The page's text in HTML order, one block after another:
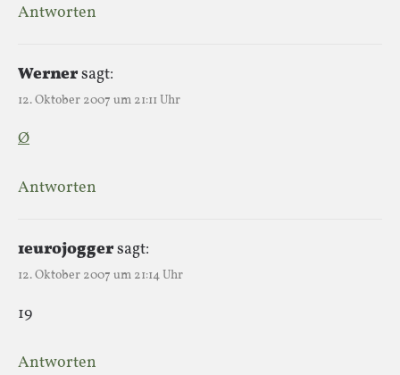
Antworten
Wernersagt:
12. Oktober 2007 um 21:11 Uhr
Ø
Antworten
1eurojoggersagt:
12. Oktober 2007 um 21:14 Uhr
19
Antworten